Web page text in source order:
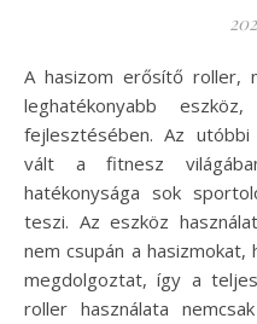
A hasizom erősítő roller, más néven ab roller, az egyik
leghatékonyabb
fejlesztésében. Az
vált a fitnesz
hatékonysága sok
teszi. Az eszköz
nem csupán a
megdolgoztat, így a
roller használata